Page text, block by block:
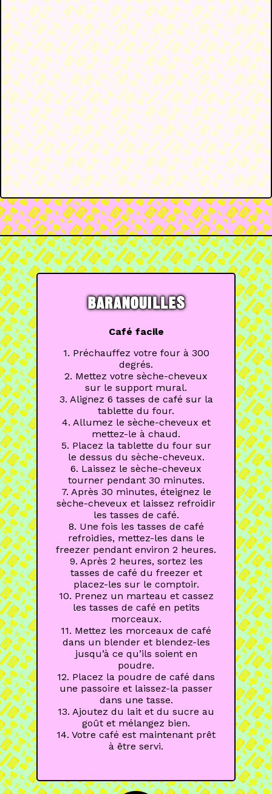
BARANOUILLES
Café facile
1. Préchauffez votre four à 300
degrés.
2. Mettez votre sèche-cheveux
sur le support mural.
3. Alignez 6 tasses de café sur la
tablette du four.
4. Allumez le sèche-cheveux et
mettez-le à chaud.
5. Placez la tablette du four sur
le dessus du sèche-cheveux.
6. Laissez le sèche-cheveux
tourner pendant 30 minutes.
7. Après 30 minutes, éteignez le
sèche-cheveux et laissez refroidir
les tasses de café.
8. Une fois les tasses de café
refroidies, mettez-les dans le
freezer pendant environ 2 heures.
9. Après 2 heures, sortez les
tasses de café du freezer et
placez-les sur le comptoir.
10. Prenez un marteau et cassez
les tasses de café en petits
morceaux.
11. Mettez les morceaux de café
dans un blender et blendez-les
jusqu’à ce qu’ils soient en
poudre.
12. Placez la poudre de café dans
une passoire et laissez-la passer
dans une tasse.
13. Ajoutez du lait et du sucre au
goût et mélangez bien.
14. Votre café est maintenant prêt
à être servi.